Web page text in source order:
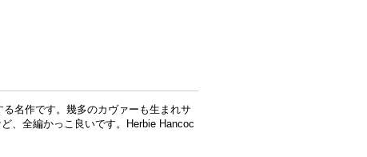
名作です。幾多のカヴァーも生まれサ
ど、全編かっこ良いです。Herbie Hancoc